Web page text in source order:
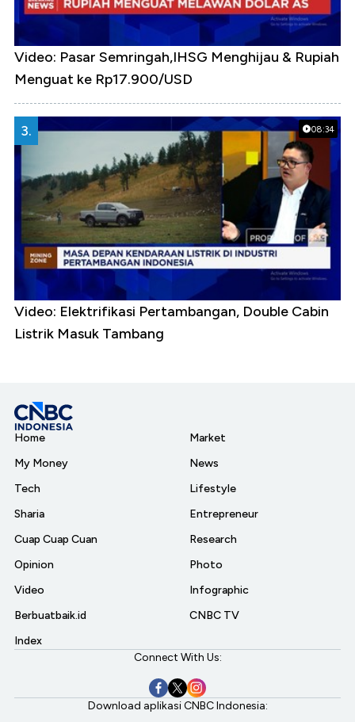
Video: Pasar Semringah,IHSG Menghijau & Rupiah
Menguat ke Rp17.900/USD
08:34
3.
Video: Elektrifikasi Pertambangan, Double Cabin
Listrik Masuk Tambang
Home
My Money
Tech
Sharia
Cuap Cuap Cuan
Opinion
Video
Berbuatbaik.id
Index
Market
News
Lifestyle
Entrepreneur
Research
Photo
Infographic
CNBC TV
Connect With Us:
Download aplikasi CNBC Indonesia: